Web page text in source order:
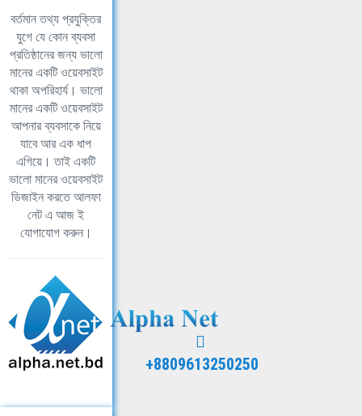
বর্তমান তথ্য প্রযুক্তির
যুগে যে কোন ব্যবসা
প্রতিষ্ঠানের জন্য ভালো
মানের একটি ওয়েবসাইট
থাকা অপরিহার্য। ভালো
মানের একটি ওয়েবসাইট
আপনার ব্যবসাকে নিয়ে
যাবে আর এক ধাপ
এগিয়ে। তাই একটি
ভালো মানের ওয়েবসাইট
ডিজাইন করতে আলফা
নেট এ আজ ই
যোগাযোগ করুন।
+8809613250250